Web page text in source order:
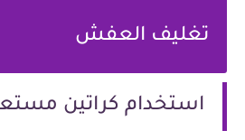
تغليف العفش
استخدام كراتين